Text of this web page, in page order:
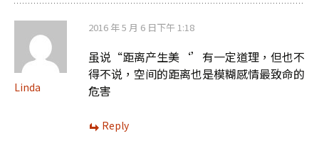
Linda
2016 年 5 月 6 日下午 1:18
虽说“距离产生美‘’有一定道理，但也不
得不说，空间的距离也是模糊感情最致命的
危害
Reply